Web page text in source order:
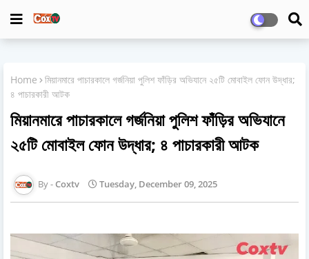
Home
মিয়ানমারে পাচারকালে গর্জনিয়া পুলিশ ফাঁড়ির অভিযানে ২৫টি মোবাইল ফোন উদ্ধার;
৪ পাচারকারী আটক
মিয়ানমারে পাচারকালে গর্জনিয়া পুলিশ ফাঁড়ির অভিযানে
২৫টি মোবাইল ফোন উদ্ধার; ৪ পাচারকারী আটক
Coxtv Tuesday, December 09, 2025